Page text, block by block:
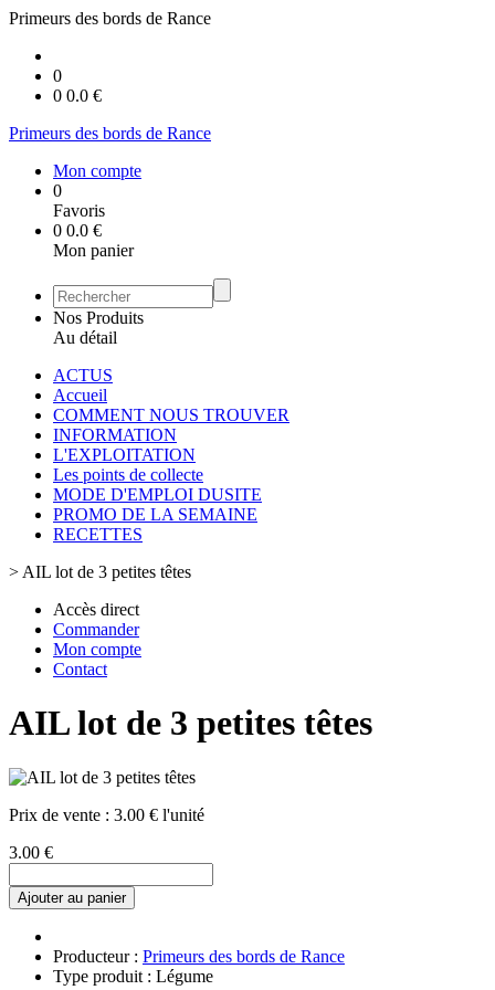
Primeurs des bords de Rance
0
0 0.0 €
Primeurs des bords de Rance
Mon compte
0
Favoris
0 0.0 €
Mon panier
Nos Produits
Au détail
ACTUS
Accueil
COMMENT NOUS TROUVER
INFORMATION
L'EXPLOITATION
Les points de collecte
MODE D'EMPLOI DUSITE
PROMO DE LA SEMAINE
RECETTES
> AIL lot de 3 petites têtes
Accès direct
Commander
Mon compte
Contact
AIL lot de 3 petites têtes
Prix de vente : 3.00 € l'unité
3.00 €
Ajouter au panier
Producteur : Primeurs des bords de Rance
Type produit : Légume